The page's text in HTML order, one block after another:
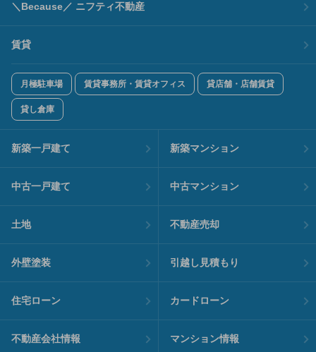
＼Because／ ニフティ不動産
賃貸
月極駐車場 賃貸事務所・賃貸オフィス 貸店舗・店舗賃貸
貸し倉庫
新築一戸建て 新築マンション
中古一戸建て 中古マンション
土地 不動産売却
外壁塗装 引越し見積もり
住宅ローン カードローン
不動産会社情報 マンション情報